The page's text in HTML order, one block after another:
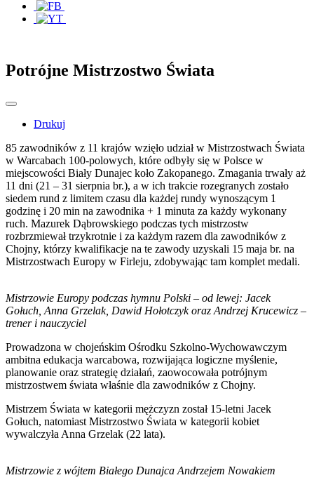
Potrójne Mistrzostwo Świata
Drukuj
85 zawodników z 11 krajów wzięło udział w Mistrzostwach Świata
w Warcabach 100-polowych, które odbyły się w Polsce w
miejscowości Biały Dunajec koło Zakopanego. Zmagania trwały aż
11 dni (21 – 31 sierpnia br.), a w ich trakcie rozegranych zostało
siedem rund z limitem czasu dla każdej rundy wynoszącym 1
godzinę i 20 min na zawodnika + 1 minuta za każdy wykonany
ruch. Mazurek Dąbrowskiego podczas tych mistrzostw
rozbrzmiewał trzykrotnie i za każdym razem dla zawodników z
Chojny, którzy kwalifikacje na te zawody uzyskali 15 maja br. na
Mistrzostwach Europy w Firleju, zdobywając tam komplet medali.
Mistrzowie Europy podczas hymnu Polski – od lewej: Jacek
Gołuch, Anna Grzelak, Dawid Hołotczyk oraz Andrzej Krucewicz –
trener i nauczyciel
Prowadzona w chojeńskim Ośrodku Szkolno-Wychowawczym
ambitna edukacja warcabowa, rozwijająca logiczne myślenie,
planowanie oraz strategię działań, zaowocowała potrójnym
mistrzostwem świata właśnie dla zawodników z Chojny.
Mistrzem Świata w kategorii mężczyzn został 15-letni Jacek
Gołuch, natomiast Mistrzostwo Świata w kategorii kobiet
wywalczyła Anna Grzelak (22 lata).
Mistrzowie z wójtem Białego Dunajca Andrzejem Nowakiem